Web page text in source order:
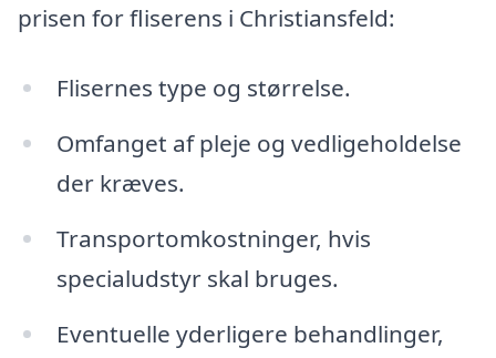
prisen for fliserens i Christiansfeld:
Flisernes type og størrelse.
Omfanget af pleje og vedligeholdelse
der kræves.
Transportomkostninger, hvis
specialudstyr skal bruges.
Eventuelle yderligere behandlinger,